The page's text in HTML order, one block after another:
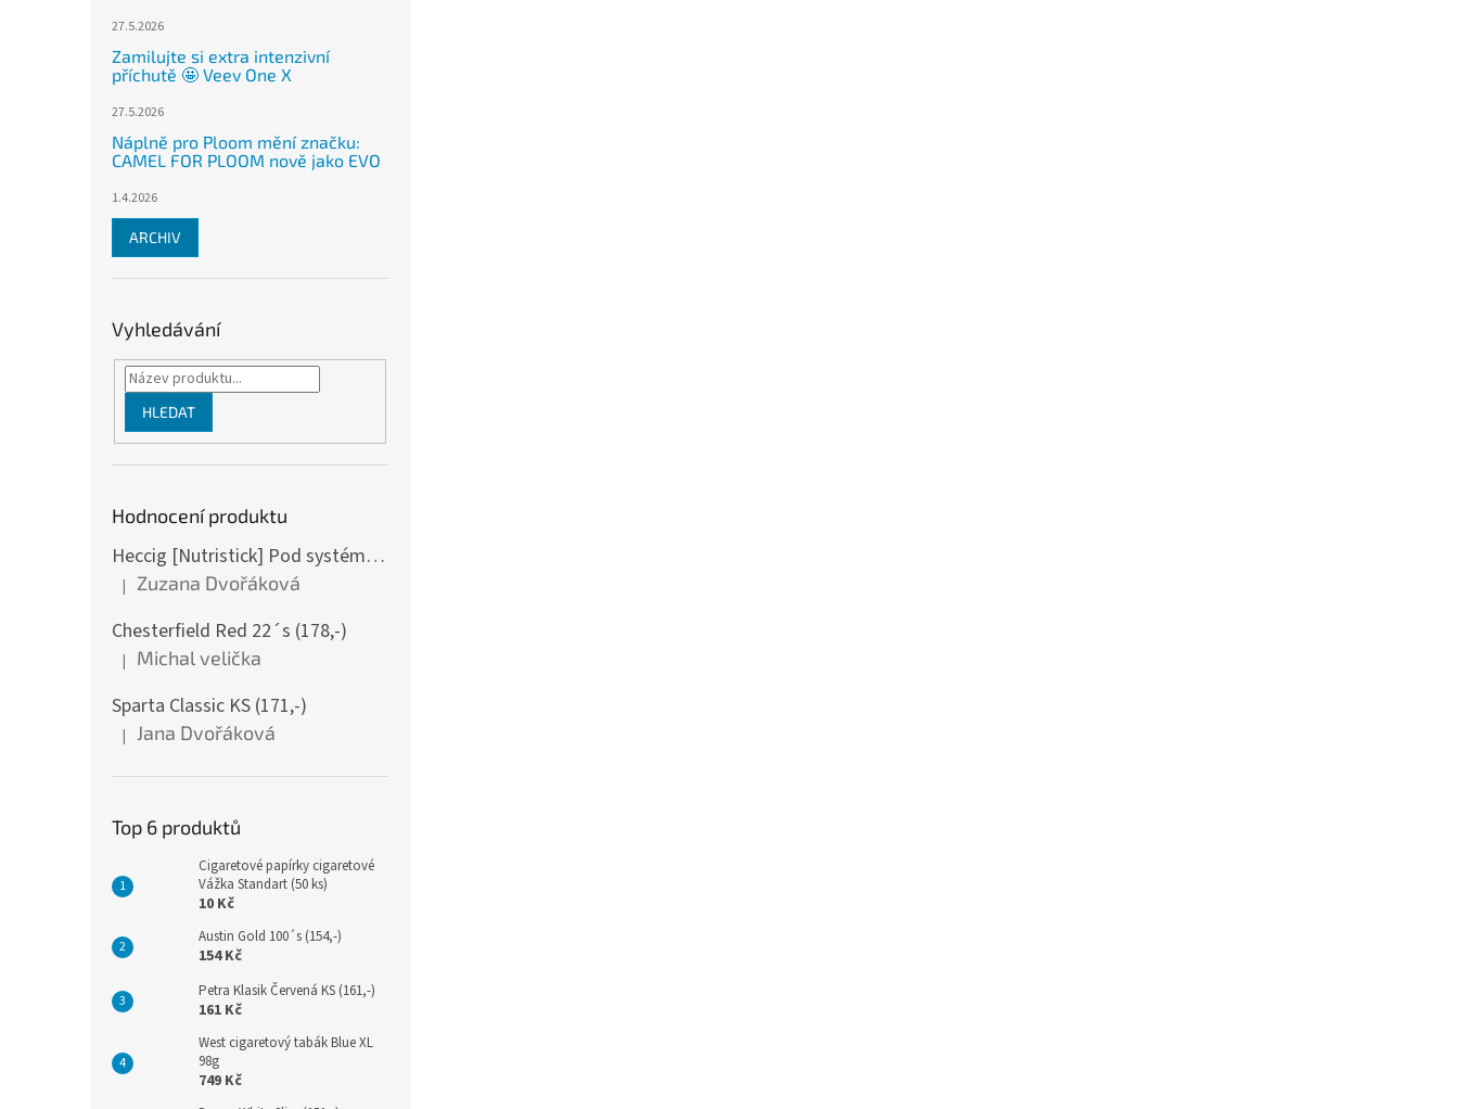
27.5.2026
Zamilujte si extra intenzivní
příchutě 🤩 Veev One X
27.5.2026
Náplně pro Ploom mění značku:
CAMEL FOR PLOOM nově jako EVO
1.4.2026
ARCHIV
Vyhledávání
HLEDAT
Hodnocení produktu
Heccig [Nutristick] Pod systém DV2 - F bull
Hodnocení produktu je 5 z 5 hvězdiček.
| Zuzana Dvořáková
Chesterfield Red 22´s (178,-)
Hodnocení produktu je 5 z 5 hvězdiček.
| Michal velička
Sparta Classic KS (171,-)
Hodnocení produktu je 5 z 5 hvězdiček.
| Jana Dvořáková
Top 6 produktů
Cigaretové papírky cigaretové
Vážka Standart (50 ks)
10 Kč
Austin Gold 100´s (154,-)
154 Kč
Petra Klasik Červená KS (161,-)
161 Kč
West cigaretový tabák Blue XL
98g
749 Kč